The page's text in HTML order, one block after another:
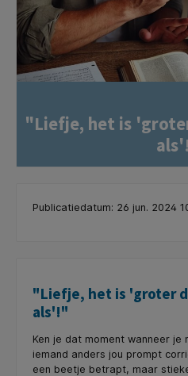
"Liefje, het is
Publicatiedatum: 26 jun. 2024
"Liefje, het is 'groter
als'!"
Ken je dat moment wanneer
iemand anders jou prompt
een beetje betrapt, maar